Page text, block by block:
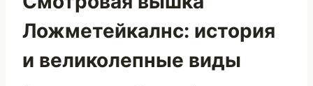
Ложметейкалнс: история
и великолепные виды